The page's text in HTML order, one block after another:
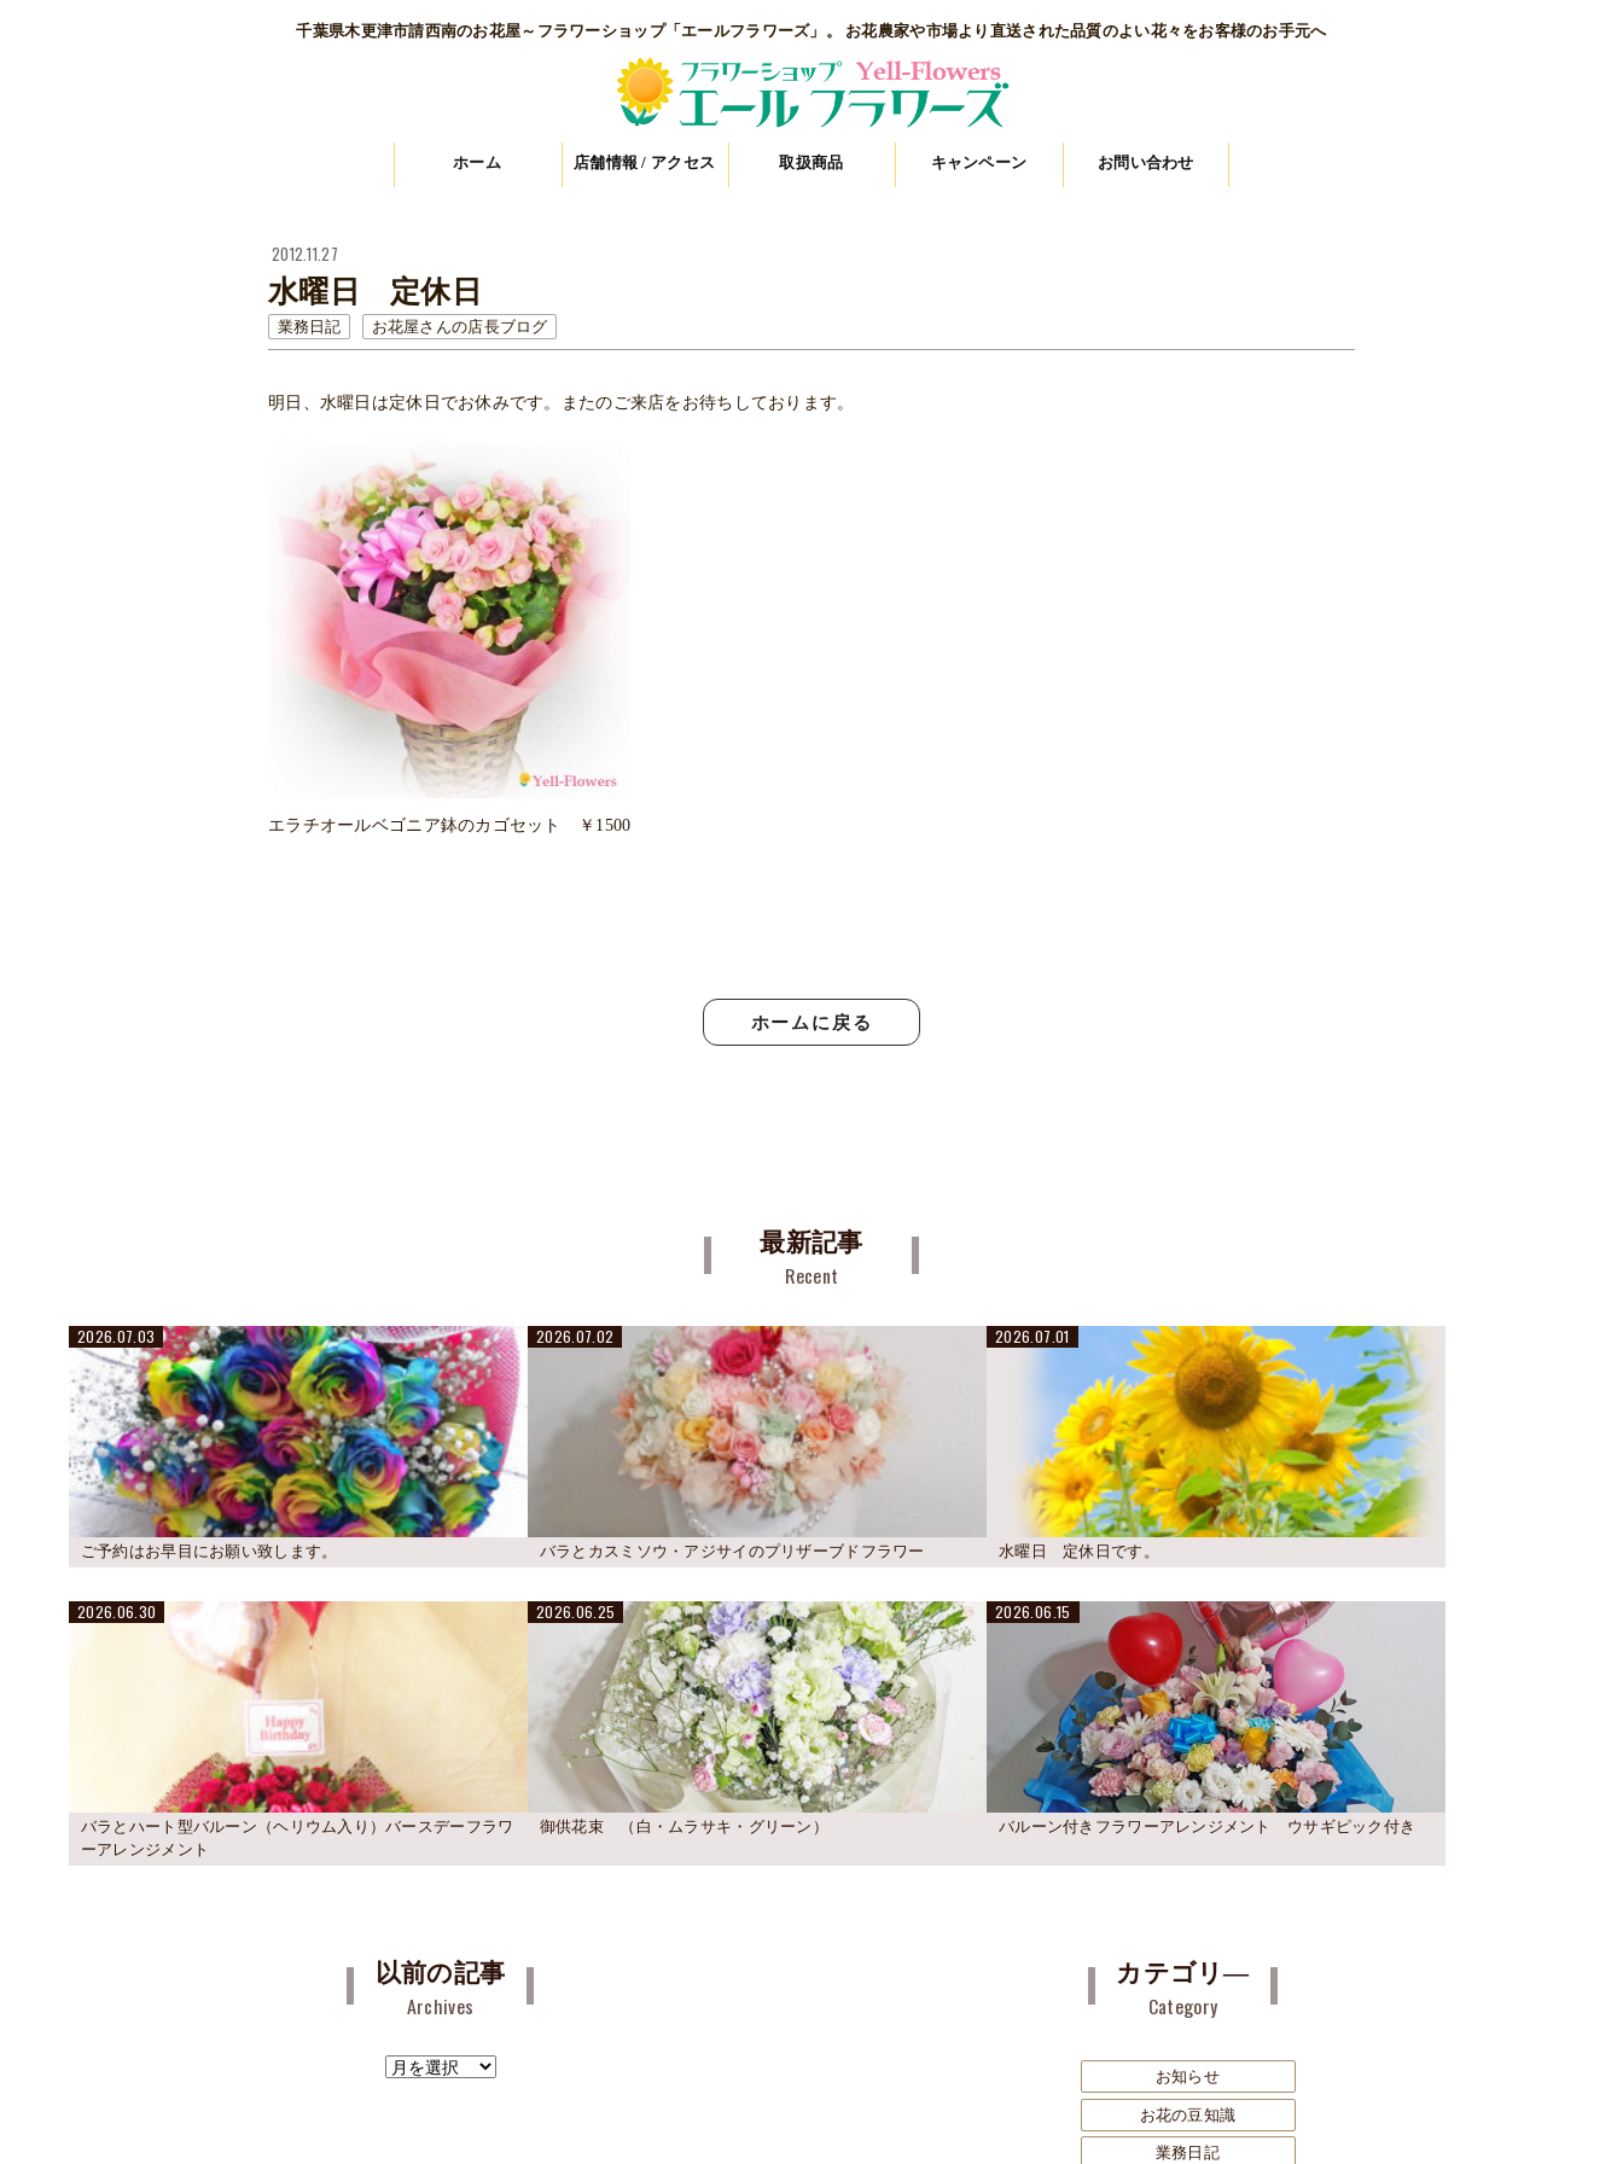
千葉県木更津市請西南のお花屋～フラワーショップ「エールフラワーズ」。 お花農家や市場より直送された品質のよい花々をお客様のお手元へ
ホーム 店舗情報 / アクセス 取扱商品 キャンペーン お問い合わせ
2012.11.27
水曜日 定休日
業務日記 お花屋さんの店長ブログ
明日、水曜日は定休日でお休みです。またのご来店をお待ちしております。
エラチオールベゴニア鉢のカゴセット ￥1500
ホームに戻る
最新記事
Recent
2026.07.03
ご予約はお早目にお願い致します。
2026.07.02
バラとカスミソウ・アジサイのプリザーブドフラワー
2026.07.01
水曜日 定休日です。
2026.06.30
バラとハート型バルーン（ヘリウム入り）バースデーフラワ
ーアレンジメント
2026.06.25
御供花束 （白・ムラサキ・グリーン）
2026.06.15
バルーン付きフラワーアレンジメント ウサギピック付き
以前の記事
Archives
ア
カテゴリ―
Category
お知らせ
お花の豆知識
業務日記